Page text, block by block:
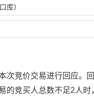
库）
次竞价交易进行回应。
的竞买人总数不足2人